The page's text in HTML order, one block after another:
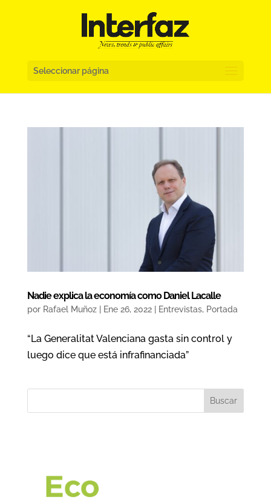
Seleccionar página
Nadie explica la economía como Daniel Lacalle
por Rafael Muñoz| Ene 26, 2022| Entrevistas, Portada
“La Generalitat Valenciana gasta sin control y
luego dice que está infrafinanciada”
Buscar